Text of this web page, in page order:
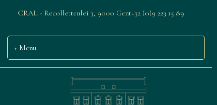
CRAL - Recollettenlei 3, 9000 Gent+32 (0)9 223 15 89
Menu